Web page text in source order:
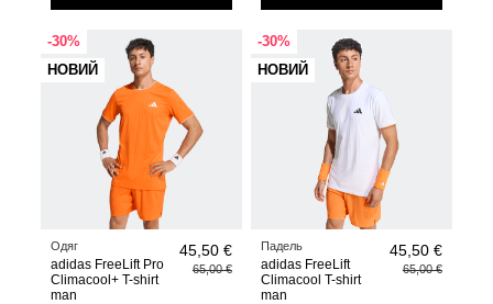
-30%
НОВИЙ
Одяг
adidas FreeLift Pro
Climacool+ T-shirt
man
45,50 €
65,00 €
-30%
НОВИЙ
Падель
adidas FreeLift
Climacool T-shirt
man
45,50 €
65,00 €